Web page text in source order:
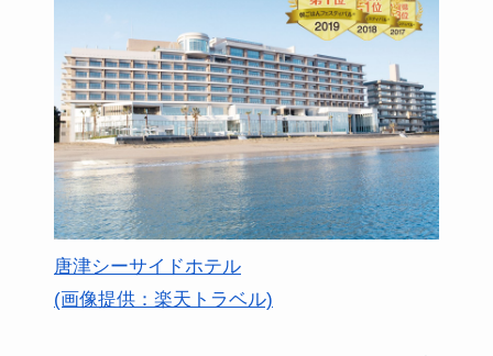
唐津シーサイドホテル
(画像提供：楽天トラベル)